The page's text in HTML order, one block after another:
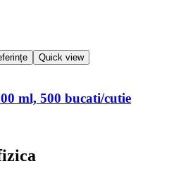
Quick view
ml, 500 bucati/cutie